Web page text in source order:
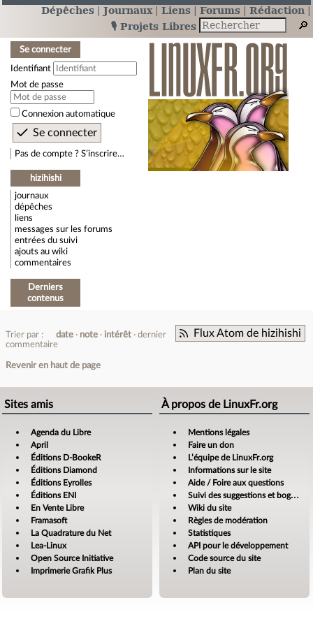
Dépêches Journaux Liens Forums
Rédaction
🎙️ Projets Libres
Se connecter
Identifiant
Mot de passe
Connexion automatique
Pas de compte ? S’inscrire…
hizihishi
journaux
dépêches
liens
messages sur les forums
entrées du suivi
ajouts au wiki
commentaires
Derniers
contenus
Flux Atom de hizihishi
Trier par : date note intérêt
dernier
commentaire
Revenir en haut de page
Sites amis
Agenda du Libre
April
Éditions D-BookeR
Éditions Diamond
Éditions Eyrolles
Éditions ENI
En Vente Libre
Framasoft
La Quadrature du Net
Lea-Linux
Open Source Initiative
Imprimerie Grafik Plus
À propos de LinuxFr.org
Mentions légales
Faire un don
L’équipe de LinuxFr.org
Informations sur le site
Aide / Foire aux questions
Suivi des suggestions et bogues
Wiki du site
Règles de modération
Statistiques
API pour le développement
Code source du site
Plan du site